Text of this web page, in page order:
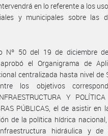
en lo referente a los
y municipales sobre las
Nº 50 del 19 de diciembre
el Organigrama de
centralizada hasta nivel de
los objetivos
Y
PÚBLICAS, el de asistir en
de la política hídrica
hidráulica y de